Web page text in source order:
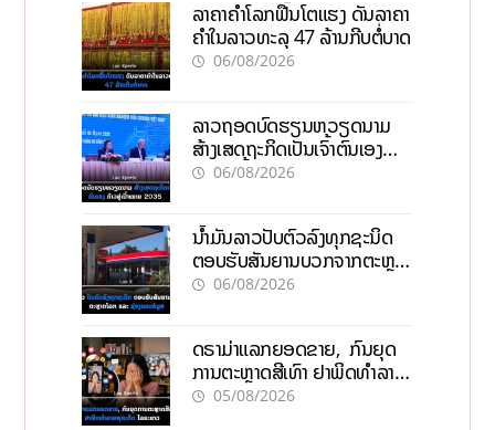
ລາຄາຄຳໂລກຟື້ນໂຕແຮງ ດັນລາຄາ
ຄຳໃນລາວທະລຸ 47 ລ້ານກີບຕໍ່ບາດ
06/08/2026
ລາວຖອດບົດຮຽນຫວຽດນາມ
ສ້າງເສດຖະກິດເປັນເຈົ້າຕົນເອງ
ກ້າວສູ່ເປົ້າໝາຍ 2035
06/08/2026
ນໍ້າມັນລາວປັບຕົວລົງທຸກຊະນິດ
ຕອບຮັບສັນຍານບວກຈາກຕະຫຼາດ
ໂລກ ແລະ ຊ່ອງແຄບຮໍມູສ
06/08/2026
ດຣາມ່າແລກຍອດຂາຍ, ກົນຍຸດ
ການຕະຫຼາດສີເທົາ ຢາພິດທຳລາຍ
ທຸລະກິດ ໄລຍະຍາວ
05/08/2026